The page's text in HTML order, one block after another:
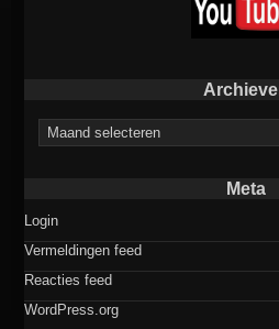
Archieven
Meta
Login
Vermeldingen feed
Reacties feed
WordPress.org